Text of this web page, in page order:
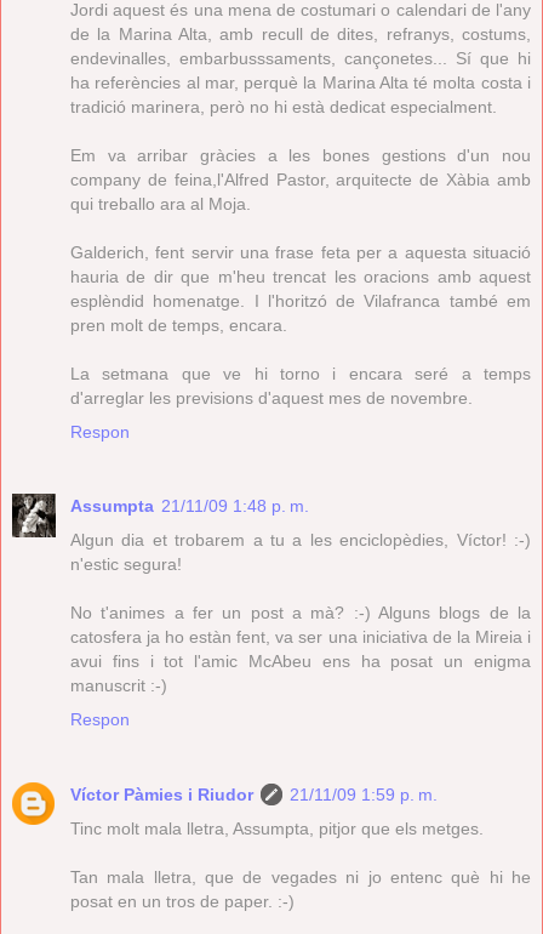
Jordi aquest és una mena de costumari o calendari de l'any
de la Marina Alta, amb recull de dites, refranys, costums,
endevinalles, embarbusssaments, cançonetes... Sí que hi
ha referències al mar, perquè la Marina Alta té molta costa i
tradició marinera, però no hi està dedicat especialment.
Em va arribar gràcies a les bones gestions d'un nou
company de feina,l'Alfred Pastor, arquitecte de Xàbia amb
qui treballo ara al Moja.
Galderich, fent servir una frase feta per a aquesta situació
hauria de dir que m'heu trencat les oracions amb aquest
esplèndid homenatge. I l'horitzó de Vilafranca també em
pren molt de temps, encara.
La setmana que ve hi torno i encara seré a temps
d'arreglar les previsions d'aquest mes de novembre.
Respon
Assumpta 21/11/09 1:48 p. m.
Algun dia et trobarem a tu a les enciclopèdies, Víctor! :-)
n'estic segura!
No t'animes a fer un post a mà? :-) Alguns blogs de la
catosfera ja ho estàn fent, va ser una iniciativa de la Mireia i
avui fins i tot l'amic McAbeu ens ha posat un enigma
manuscrit :-)
Respon
Víctor Pàmies i Riudor
21/11/09 1:59 p. m.
Tinc molt mala lletra, Assumpta, pitjor que els metges.
Tan mala lletra, que de vegades ni jo entenc què hi he
posat en un tros de paper. :-)